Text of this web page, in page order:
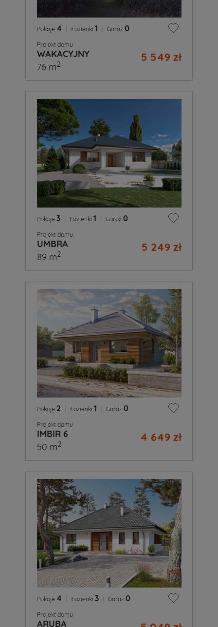
Pokoje 4 Łazienki 1 Garaż 0
Projekt domu
WAKACYJNY 5 549 zł
76 m2
Pokoje 3 Łazienki 1 Garaż 0
Projekt domu
UMBRA 5 249 zł
89 m2
Pokoje 2 Łazienki 1 Garaż 0
Projekt domu
IMBIR 6 4 649 zł
50 m2
Pokoje 4 Łazienki 3 Garaż 0
Projekt domu
ARUBA